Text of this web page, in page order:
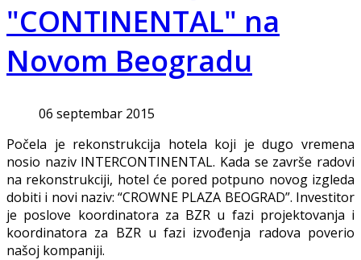
"CONTINENTAL" na
Novom Beogradu
06 septembar 2015
Počela je rekonstrukcija hotela koji je dugo vremena
nosio naziv INTERCONTINENTAL. Kada se završe radovi
na rekonstrukciji, hotel će pored potpuno novog izgleda
dobiti i novi naziv: “CROWNE PLAZA BEOGRAD”. Investitor
je poslove koordinatora za BZR u fazi projektovanja i
koordinatora za BZR u fazi izvođenja radova poverio
našoj kompaniji.